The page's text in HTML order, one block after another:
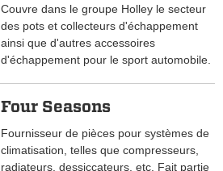
Couvre dans le groupe Holley le secteur
des pots et collecteurs d'échappement
ainsi que d'autres accessoires
d'échappement pour le sport automobile.
Four Seasons
Fournisseur de pièces pour systèmes de
climatisation, telles que compresseurs,
radiateurs, dessiccateurs, etc. Fait partie